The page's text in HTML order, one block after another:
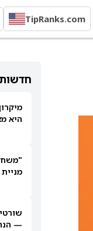
TipRanks.com
היא
—